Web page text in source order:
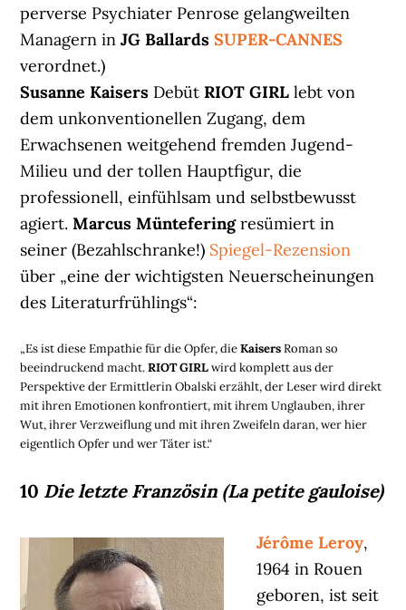
perverse Psychiater Penrose gelangweilten
Managern inJG BallardsSUPER-CANNES
verordnet.)
Susanne Kaisers DebütRIOT GIRL lebt von
dem unkonventionellen Zugang, dem
Erwachsenen weitgehend fremden Jugend-
Milieu und der tollen Hauptfigur, die
professionell, einfühlsam und selbstbewusst
agiert.Marcus Münteferingresümiert in
seiner (Bezahlschranke!) Spiegel-Rezension
über „eine der wichtigsten Neuerscheinungen
des Literaturfrühlings“:
„Es ist diese Empathie für die Opfer, dieKaisersRoman so
beeindruckend macht.RIOT GIRLwird komplett aus der
Perspektive der Ermittlerin Obalski erzählt, der Leser wird direkt
mit ihren Emotionen konfrontiert, mit ihrem Unglauben, ihrer
Wut, ihrer Verzweiflung und mit ihren Zweifeln daran, wer hier
eigentlich Opfer und wer Täter ist.“
10 Die letzte Französin (La petite gauloise)
Jérôme Leroy,
1964 in Rouen
geboren, ist seit